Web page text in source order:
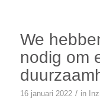
We
nodig om
16 januari 2022 / in